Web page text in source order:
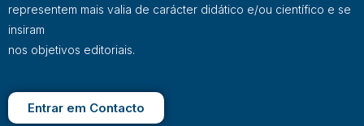
representem mais valia de carácter didático e/ou científico e se
insiram
nos objetivos editoriais.
Entrar em Contacto